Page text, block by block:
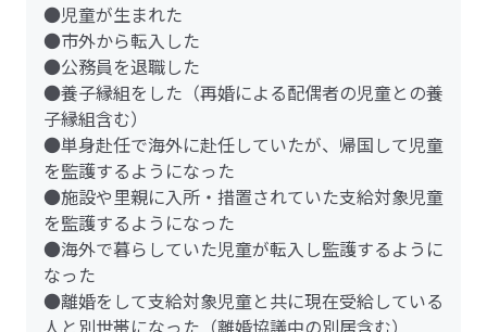
●児童が生まれた
●市外から転入した
●公務員を退職した
●養子縁組をした（再婚による配偶者の児童との養
子縁組含む）
●単身赴任で海外に赴任していたが、帰国して児童
を監護するようになった
●施設や里親に入所・措置されていた支給対象児童
を監護するようになった
●海外で暮らしていた児童が転入し監護するように
なった
●離婚をして支給対象児童と共に現在受給している
人と別世帯になった（離婚協議中の別居含む）